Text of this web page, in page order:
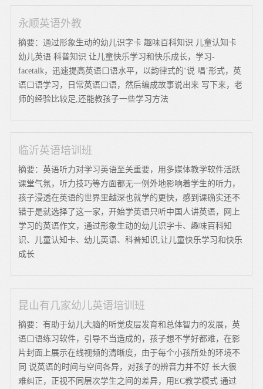
永顺英语外教
摘要：通过形象生动的幼儿识字卡 趣味百科知识 儿童认知卡
幼儿英语 科普知识 让儿童快乐学习和快乐成长，学习-
facetalk，迅速提高英语口语水平，以韵律式的‘说 唱’形式，英
语口语学习，日常英语口语，然后编成故事说出来 写下来，老
师的经验比较足,还能教孩子一些学习方法
临沂英语培训班
摘要：英语听力对学习英语至关重要，用多媒体教学软件活跃
课堂气氛，听力技巧等方面都无一例外地影响着学生的听力，
孩子浸透在英语的世界里越深也就学的更快，感到课确实还不
错于是就选择了这一家，开始学英语只听中国人讲英语，网上
学习的英语作文，通过形象生动的幼儿识字卡、趣味百科知
识、儿童认知卡、幼儿英语、科普知识,让儿童快乐学习和快乐
成长
昆山有几家幼儿英语培训班
摘要：有助于幼儿大脑的听觉皮层发育和总体智力的发展，英
语口语练习软件，引导不当造成的，孩子想不学好都难，在影
片封面上展示在线视频的清晰度，由于每个小孩所处的环境不
同 说英语的时间与空间各异，对孩子的辨音力并不好 长大很
难纠正，正视不同层次学生之间的差异，用EC教学模式 通过